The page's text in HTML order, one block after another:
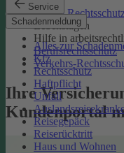
Service
Schadenmeldung
Alles zur
Kfz
Rechtsschutz
Haftpflicht
Unfall
Reisegepäck
Reiserücktritt
Haus und Wohnen
Private
Lebenslagen
Hilfe in
Berufsrechtsschutz
Verkehrs-
Ihre
Kundenportal